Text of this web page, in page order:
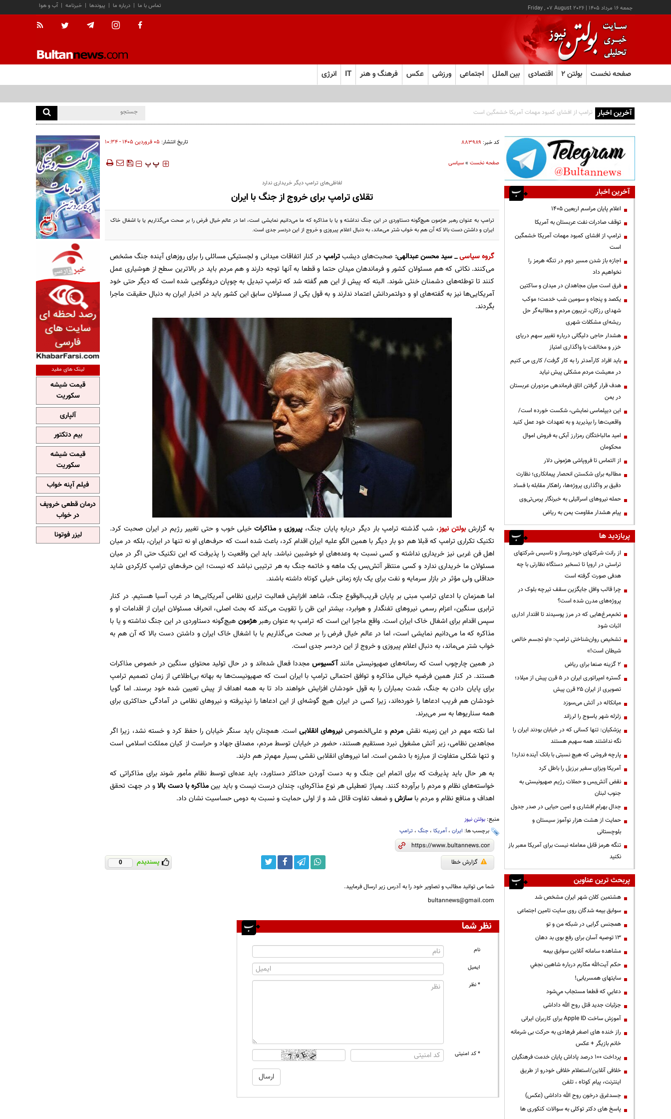
جمعه ۱۶ مرداد ۱۴۰۵ |
Friday , 07 August 2026 آب و هوا | خبرنامه | پیوندها | درباره ما | تماس با ما
صفحه نخست بولتن ۲ اقتصادی بین الملل اجتماعی ورزشی عکس فرهنگ و هنر IT انرژی
آخرین اخبار
کد خبر: ۸۸۳۹۸۹ تاریخ انتشار: ۰۵ فروردين ۱۴۰۵ - ۱۰:۳۴
صفحه نخست»سیاسی ‍‍‍ پ پ
لفاظی‌های ترامپ دیگر خریداری ندارد
تقلای ترامپ برای خروج از جنگ با ایران
ترامپ به عنوان رهبر هژمون هیچ‌گونه دستاوردی در این جنگ نداشته و یا با مذاکره که ما می‌دانیم نمایشی است، اما در عالم خیال فرض را بر صحت می‌گذاریم یا با اشغال خاک
ایران و داشتن دست بالا که آن هم به خواب شتر می‌ماند، به دنبال اعلام پیروزی و خروج از این دردسر جدی است.
گروه سیاسی_ سید محسن عبدالهی: صحبت‌های دیشبترامپدر کنار اتفاقات میدانی و لجستیکی مسائلی را برای روز‌های آینده جنگ مشخص
می‌کنند. نکاتی که هم مسئولان کشور و فرماندهان میدان حتما و قطعا به آنها توجه دارند و هم مردم باید در بالاترین سطح از هوشیاری عمل
کنند تا توطئه‌های دشمنان خنثی شوند. البته که پیش از این هم گفته شد که ترامپ تبدیل به چوپان دروغگویی شده است که دیگر حتی خود
آمریکایی‌ها نیز به گفته‌های او و دولتمردانش اعتماد ندارند و به قول یکی از مسئولان سابق این کشور باید در اخبار ایران به دنبال حقیقت ماجرا
بگردند.
به گزارش بولتن نیوز، شب گذشته ترامپ بار دیگر درباره پایان جنگ، پیروزیو مذاکراتخیلی خوب و حتی تغییر رژیم در ایران صحبت کرد.
تکنیک تکراری ترامپ که قبلا هم دو بار دیگر با همین الگو علیه ایران اقدام کرد، باعث شده است که حرف‌های او نه تنها در ایران، بلکه در میان
اهل فن غربی نیز خریداری نداشته و کسی نسبت به وعده‌های او خوشبین نباشد. باید این واقعیت را پذیرفت که این تکنیک حتی اگر در میان
مسئولان ما خریداری ندارد و کسی منتظر آتش‌بس یک ماهه و خاتمه جنگ به هر ترتیبی نباشد که نیست؛ این حرف‌های ترامپ کارکردی شاید
حداقلی ولی مؤثر در بازار سرمایه و نفت برای یک بازه زمانی خیلی کوتاه داشته باشند.
اما همزمان با ادعای ترامپ مبنی بر پایان قریب‌الوقوع جنگ، شاهد افزایش فعالیت ترابری نظامی آمریکایی‌ها در غرب آسیا هستیم. در کنار
ترابری سنگین، اعزام رسمی نیرو‌های تفنگدار و هوابرد، بیشتر این ظن را تقویت می‌کند که بحث اصلی، انحراف مسئولان ایران از اقدامات او و
سپس اقدام برای اشغال خاک ایران است. واقع ماجرا این است که ترامپ به عنوان رهبرهژمون هیچ‌گونه دستاوردی در این جنگ نداشته و یا با
مذاکره که ما می‌دانیم نمایشی است، اما در عالم خیال فرض را بر صحت می‌گذاریم یا با اشغال خاک ایران و داشتن دست بالا که آن هم به
خواب شتر می‌ماند، به دنبال اعلام پیروزی و خروج از این دردسر جدی است.
در همین چارچوب است که رسانه‌های صهیونیستی مانندآکسیوس مجددا فعال شده‌اند و در حال تولید محتوای سنگین در خصوص مذاکرات
هستند. در کنار همین فرضیه خیالی مذاکره و توافق احتمالی ترامپ با ایران است که صهیونیست‌ها به بهانه بی‌اطلاعی از زمان تصمیم ترامپ
برای پایان دادن به جنگ، شدت بمباران را به قول خودشان افزایش خواهند داد تا به همه اهداف از پیش تعیین شده خود برسند. اما گویا
خودشان هم فریب ادعا‌ها را خورده‌اند، زیرا کسی در ایران هیچ گوشه‌ای از این ادعا‌ها را نپذیرفته و نیرو‌های نظامی در آمادگی حداکثری برای
همه سناریو‌ها به سر می‌برند.
اما نکته مهم در این زمینه نقش مردمو علی‌الخصوص نیرو‌های انقلابی است. همچنان باید سنگر خیابان را حفظ کرد و خسته نشد، زیرا اگر
مجاهدین نظامی، زیر آتش مشغول نبرد مستقیم هستند، حضور در خیابان توسط مردم، مصداق جهاد و حراست از کیان مملکت اسلامی است
و تنها شکلی متفاوت از مبارزه با دشمن است. اما نیرو‌های انقلابی نقشی بسیار مهم‌تر هم دارند.
به هر حال باید پذیرفت که برای اتمام این جنگ و به دست آوردن حداکثر دستاورد، باید عده‌ای توسط نظام مأمور شوند برای مذاکراتی که
خواسته‌های نظام و مردم را برآورده کنند. پمپاژ تعطیلی هر نوع مذاکره‌ای، چندان درست نیست و باید بینمذاکره با دست بالاو در جهت تحقق
اهداف و منافع نظام و مردم با سازشو ضعف تفاوت قائل شد و از اولی حمایت و نسبت به دومی حساسیت نشان داد.
منبع: بولتن نیوز
برچسب ها: ایران،آمریکا، جنگ، ترامپ
گزارش خطا پسندیدم 0
شما می توانید مطالب و تصاویر خود را به آدرس زیر ارسال فرمایید.
bultannews@gmail.com
نظر شما
نام
ایمیل
* نظر
* کد امنیتی
آخرین اخبار
اعلام پایان مراسم اربعین ۱۴۰۵
توقف صادرات نفت عربستان به آمریکا
ترامپ از افشای کمبود مهمات آمریکا خشمگین
است
اجازه باز شدن مسیر دوم در تنگه هرمز را
نخواهیم داد
فرق است میان مجاهدان در میدان و ساکتین
یکصد و پنجاه و سومین شب خدمت؛ موکب
شهدای رزکان، تریبون مردم و مطالبه‌گر حل
ریشه‌ای مشکلات شهری
هشدار حاجی دلیگانی درباره تغییر سهم دریای
خزر و مخالفت با واگذاری امتیاز
باید افراد کارآمدتر را به کار گرفت/ کاری می کنیم
در معیشت مردم مشکلی پیش نیاید
هدف قرار گرفتن اتاق‌ فرماندهی مزدوران عربستان
در یمن
این دیپلماسی نمایشی، شکست خورده است/
واقعیت‌ها را بپذیرید و به تعهدات خود عمل کنید
امید مالباختگان رمزارز آبکی به فروش اموال
محکومان
از التماس تا فروپاشی هژمونی دلار
مطالبه برای شکستن انحصار پیمانکاری؛ نظارت
دقیق بر واگذاری پروژه‌ها، راهکار مقابله با فساد
حمله نیروهای اسرائیلی به خبرنگار پرس‌تی‌وی
پیام هشدار مقاومت یمن به ریاض
پربازدید ها
از رانت‌ شرکتهای خودروساز و تاسیس شرکتهای
تراستی در اروپا تا تسخیر دستگاه نظارتی با چه
هدفی صورت گرفته است
چرا قالب وافل جایگزین سقف تیرچه بلوک در
پروژه‌های مدرن شده است؟
تخم‌مرغ‌هایی که در مرز پوسیدند تا اقتدار اداری
اثبات شود
تشخیص روان‌شناختی ترامپ: «او تجسم خالص
شیطان است!»
۲ گزینه صنعا برای ریاض
گستره امپراتوری ایران در ۵ قرن پیش از میلاد؛
تصویری از ایران ۲۵ قرن پیش
میانکاله در آتش می‌سوزد
زلزله شهر یاسوج را لرزاند
پزشکیان: تنها کسانی که در خیابان بودند ایران را
نگه نداشتند همه سهیم هستند
پارچه فروشی که هیچ نسبتی با بانک آینده ندارد!
آمریکا ویزای سفیر برزیل را باطل کرد
نقض آتش‌بس و حملات رژیم صهیونیستی به
جنوب لبنان
جدال بهرام افشاری و امین حیایی در صدر جدول
حمایت از هشت هزار نوآموز سیستان و
بلوچستانی
تنگه هرمز قابل معامله نیست برای آمریکا معبر باز
نکنید
پربحث ترین عناوین
هشتمین کلان شهر ایران مشخص شد
سوابق بیمه شدگان روی سایت تامین اجتماعی
همجنس گرایی در شبکه من و تو
13 توصیه آسان برای رفع بوی بد دهان
مشاهده سامانه آنلاين سوابق بیمه
حكم آيت‌الله مكارم درباره شاهين نجفي
سایتهای همسریابی!
دعايي كه قطعا مستجاب مي‌شود
جزئیات جدید قتل روح الله داداشی
آموزش ساخت Apple ID برای کاربران ایرانی
راز خنده های اصغر فرهادی به حرکت بی شرمانه
خانم بازیگر + عکس
پرداخت ۱۰۰ درصد پاداش پایان خدمت فرهنگیان
خلافی آنلاین/استعلام خلافی خودرو از طریق
اینترنت، پیام کوتاه ، تلفن
جسدغرق درخون روح الله داداشی (عکس)
پاسخ های دکتر توکلی به سوالات کنکوری ها
لینک های مفید
قیمت شیشه
سکوریت
آلپاری
بیم دتکتور
قیمت شیشه
سکوریت
فیلم آپنه خواب
درمان قطعی خروپف
در خواب
لیزر فوتونا